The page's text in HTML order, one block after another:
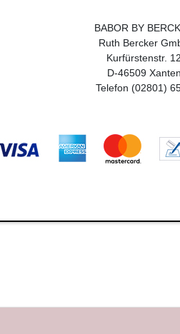
BABOR BY
Ruth Bercker
Kurfürstenstr. 12
D-46509 Xanten
Telefon (02801)